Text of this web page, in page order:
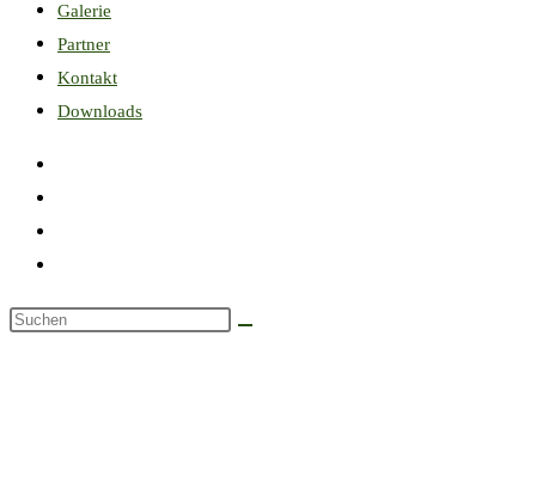
Galerie
Partner
Kontakt
Downloads